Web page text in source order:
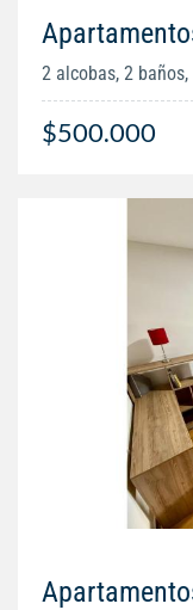
2 alcobas, 2
$500.000